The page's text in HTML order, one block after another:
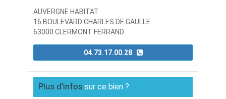
AUVERGNE HABITAT
16 BOULEVARD CHARLES DE GAULLE
63000 CLERMONT FERRAND
Plus d'infos sur ce bien ?